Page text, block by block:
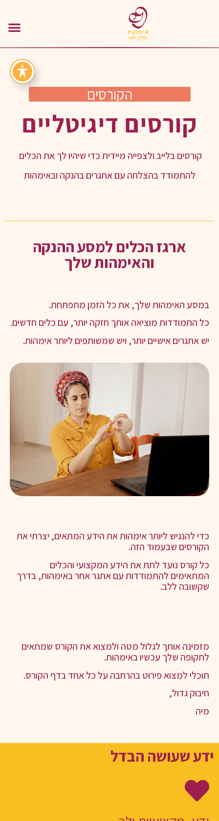
הקורסים
קורסים דיגיטליים
קורסים בלייב ולצפייה מיידית כדי שיהיו לך את הכלים
להתמודד בהצלחה עם אתגרים בהנקה ובאימהות
ארגז הכלים למסע ההנקה
והאימהות שלך
במסע האימהות שלך, את כל הזמן מתפתחת.
כל התמודדות מוציאה אותך חזקה יותר, עם כלים חדשים.
יש אתגרים אישיים יותר, ויש שמשותפים ליותר אימהות.
כדי להנגיש ליותר אימהות את הידע המתאים, יצרתי את
הקורסים שבעמוד הזה.
כל קורס נועד לתת את הידע המקצועי והכלים
המתאימים להתמודדות עם אתגר אחר באימהות, בדרך
שקשובה ללב.
מזמינה אותך לגלול מטה ולמצוא את הקורס שמתאים
לתקופה שלך עכשיו באימהות.
תוכלי למצוא פירוט בהרחבה על כל אחד בדף הקורס.
חיבוק גדול,
מיה
ידע שעושה הבדל